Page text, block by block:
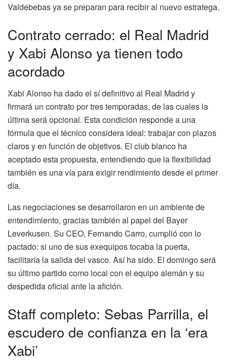
Valdebebas ya se preparan para recibir al nuevo estratega.
Contrato cerrado: el Real Madrid
y Xabi Alonso ya tienen todo
acordado
Xabi Alonso ha dado el sí definitivo al Real Madrid y
firmará un contrato por tres temporadas, de las cuales la
última será opcional. Esta condición responde a una
fórmula que el técnico considera ideal: trabajar con plazos
claros y en función de objetivos. El club blanco ha
aceptado esta propuesta, entendiendo que la flexibilidad
también es una vía para exigir rendimiento desde el primer
día.
Las negociaciones se desarrollaron en un ambiente de
entendimiento, gracias también al papel del Bayer
Leverkusen. Su CEO, Fernando Carro, cumplió con lo
pactado: si uno de sus exequipos tocaba la puerta,
facilitaría la salida del vasco. Así ha sido. El domingo será
su último partido como local con el equipo alemán y su
despedida oficial ante la afición.
Staff completo: Sebas Parrilla, el
escudero de confianza en la ‘era
Xabi’